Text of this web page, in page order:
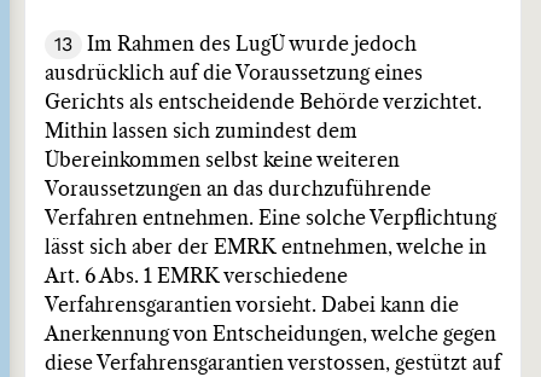
13
Im Rahmen des LugÜ wurde jedoch
ausdrücklich auf die Voraussetzung eines
Gerichts als entscheidende Behörde verzichtet.
Mithin lassen sich zumindest dem
Übereinkommen selbst keine weiteren
Voraussetzungen an das durchzuführende
Verfahren entnehmen. Eine solche Verpflichtung
lässt sich aber der EMRK entnehmen, welche in
Art. 6 Abs. 1 EMRK verschiedene
Verfahrensgarantien vorsieht. Dabei kann die
Anerkennung von Entscheidungen, welche gegen
diese Verfahrensgarantien verstossen, gestützt auf